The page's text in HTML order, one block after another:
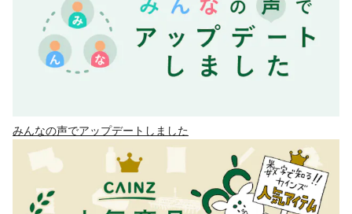
みんなの声でアップデートしました